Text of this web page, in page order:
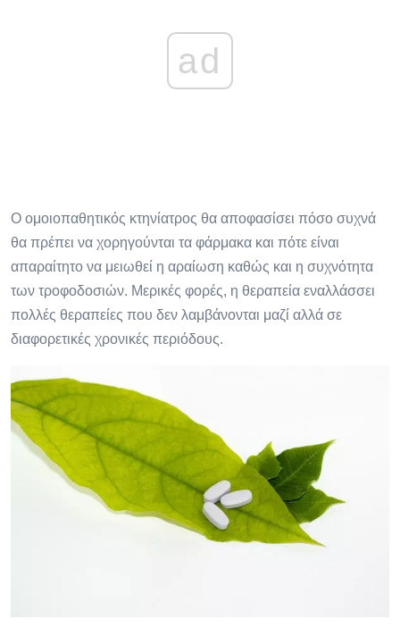
ad
Ο ομοιοπαθητικός κτηνίατρος θα αποφασίσει πόσο συχνά
θα πρέπει να χορηγούνται τα φάρμακα και πότε είναι
απαραίτητο να μειωθεί η αραίωση καθώς και η συχνότητα
των τροφοδοσιών. Μερικές φορές, η θεραπεία εναλλάσσει
πολλές θεραπείες που δεν λαμβάνονται μαζί αλλά σε
διαφορετικές χρονικές περιόδους.